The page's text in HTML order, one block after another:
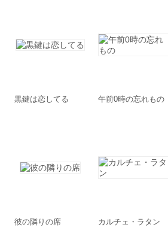
黒鍵は恋してる 午前0時の忘れもの
彼の隣りの席 カルチェ・ラタン